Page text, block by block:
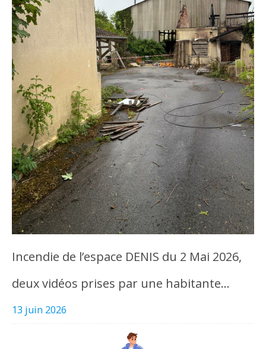
Incendie de l’espace DENIS du 2 Mai 2026,
deux vidéos prises par une habitante…
13 juin 2026